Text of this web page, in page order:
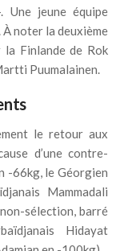
jeune équipe
noter la deuxième
la Finlande de Rok
Puumalainen.
le retour aux
d’une contre-
-66kg, le Géorgien
Mammadali
sélection, barré
Hidayat